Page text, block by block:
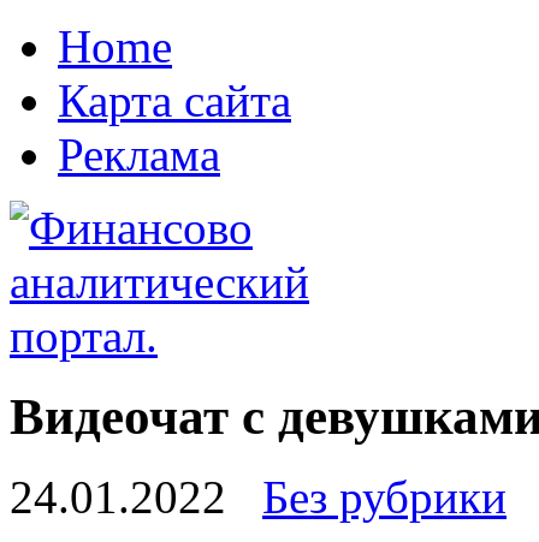
Home
Карта сайта
Реклама
Видеочат с
24.01.2022
Без рубрики